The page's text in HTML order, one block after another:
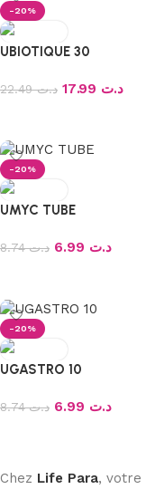
-20%
UBIOTIQUE 30
د.ت22.49 د.ت
-20%
UMYC TUBE
د.ت8.74 د.ت
-20%
UGASTRO 10
د.ت8.74 د.ت
Chez Life Para, votre